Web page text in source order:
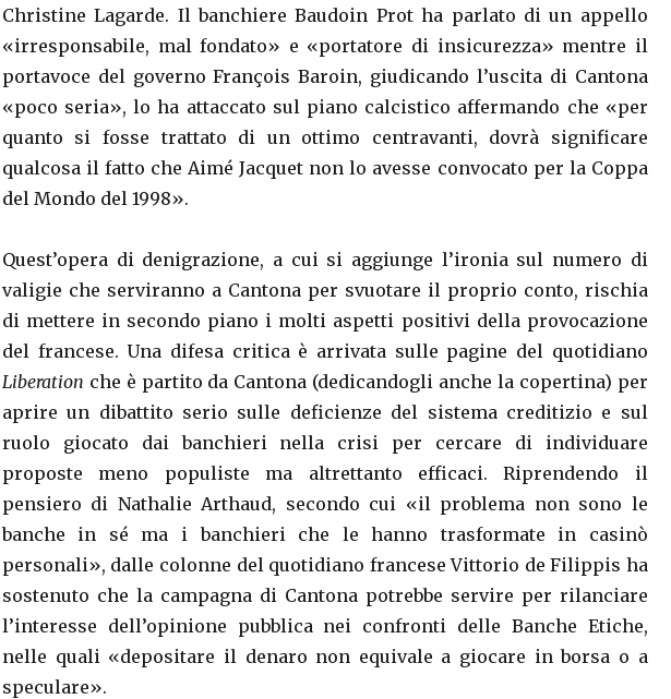
Christine Lagarde. Il banchiere Baudoin Prot ha parlato di un appello
«irresponsabile, mal fondato» e «portatore di insicurezza» mentre il
portavoce del governo François Baroin, giudicando l’uscita di Cantona
«poco seria», lo ha attaccato sul piano calcistico affermando che «per
quanto si fosse trattato di un ottimo centravanti, dovrà significare
qualcosa il fatto che Aimé Jacquet non lo avesse convocato per la Coppa
del Mondo del 1998».
Quest’opera di denigrazione, a cui si aggiunge l’ironia sul numero di
valigie che serviranno a Cantona per svuotare il proprio conto, rischia
di mettere in secondo piano i molti aspetti positivi della provocazione
del francese. Una difesa critica è arrivata sulle pagine del quotidiano
Liberation che è partito da Cantona (dedicandogli anche la copertina) per
aprire un dibattito serio sulle deficienze del sistema creditizio e sul
ruolo giocato dai banchieri nella crisi per cercare di individuare
proposte meno populiste ma altrettanto efficaci. Riprendendo il
pensiero di Nathalie Arthaud, secondo cui «il problema non sono le
banche in sé ma i banchieri che le hanno trasformate in casinò
personali», dalle colonne del quotidiano francese Vittorio de Filippis ha
sostenuto che la campagna di Cantona potrebbe servire per rilanciare
l’interesse dell’opinione pubblica nei confronti delle Banche Etiche,
nelle quali «depositare il denaro non equivale a giocare in borsa o a
speculare».